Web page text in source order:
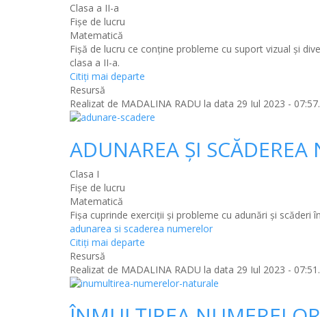
Clasa a II-a
Fișe de lucru
Matematică
Fişă de lucru ce conţine probleme cu suport vizual şi
clasa a II-a.
Citiţi mai departe
Resursă
Realizat de MADALINA RADU la data 29 Iul 2023 - 07:57.
ADUNAREA ȘI
Clasa I
Fișe de lucru
Matematică
Fișa cuprinde exerciții și probleme cu adunări și scăderi
adunarea si scaderea numerelor
Citiţi mai departe
Resursă
Realizat de MADALINA RADU la data 29 Iul 2023 - 07:51.